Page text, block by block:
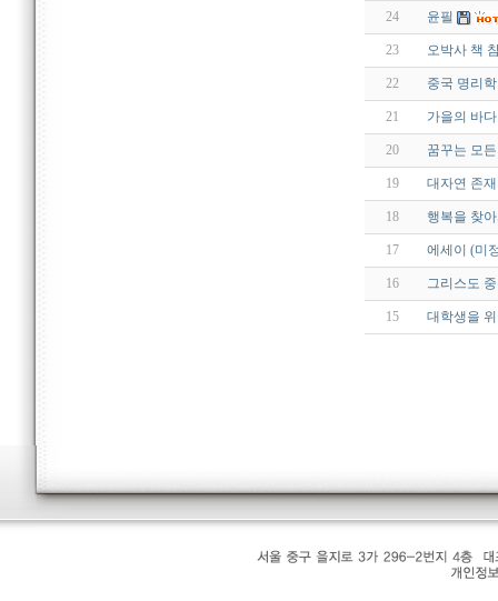
24 윤필
23 오박사 책
22 중국 명리
21 가을의 바
20 꿈꾸는 모
19 대자연 존
18 행복을 찾
17 에세이 (미
16 그리스도 중
15 대학생을